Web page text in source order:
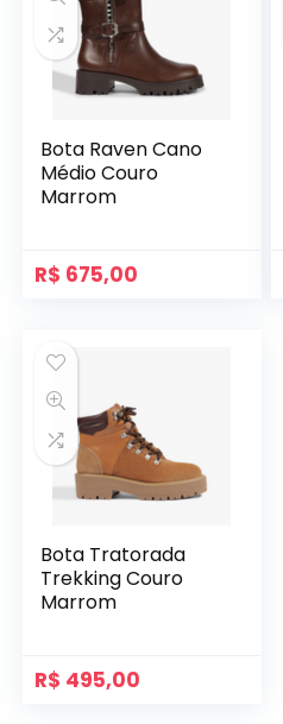
Bota Raven Cano
Médio Couro
Marrom
R$ 675,00
Bota Tratorada
Trekking Couro
Marrom
R$ 495,00